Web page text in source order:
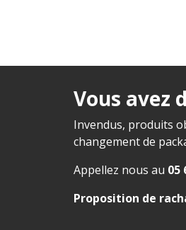
Vous avez
Invendus, produits
changement de
Appellez nous au 05
Proposition de